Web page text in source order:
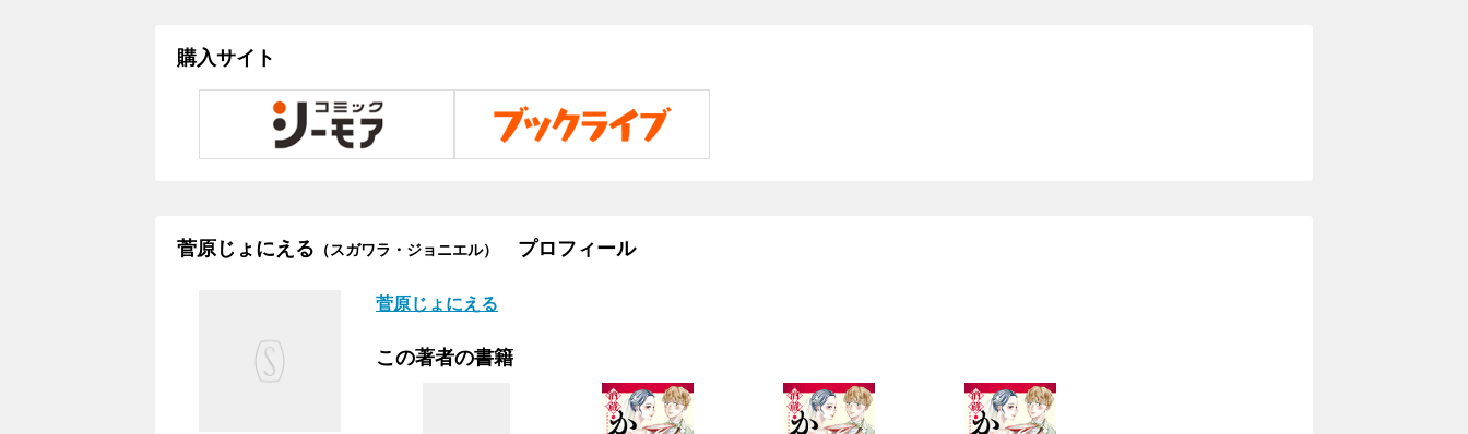
購入サイト
菅原じょにえる （スガワラ・ジョニエル） プロフィール
菅原じょにえる
この著者の書籍